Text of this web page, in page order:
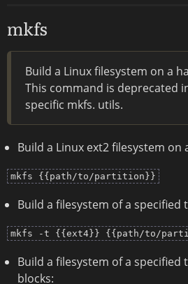
mkfs
Build a Linux filesystem on a
This command is deprecated
specific mkfs. utils.
Build a Linux ext2 filesystem on
mkfs {{path/to/partition}}
Build a filesystem of a specified
mkfs -t {{ext4}} {{path/to/
Build a filesystem of a specified
blocks: